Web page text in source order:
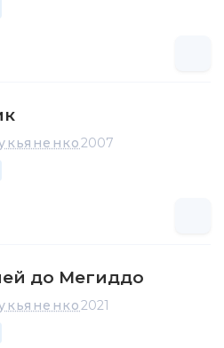
2007
до Мегиддо
2021